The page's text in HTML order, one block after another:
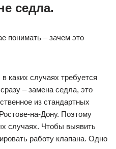
седла.
понимать – зачем это
каких случаях требуется
– замена седла, это
из стандартных
на-Дону. Поэтому
случаях. Чтобы выявить
работу клапана. Одно